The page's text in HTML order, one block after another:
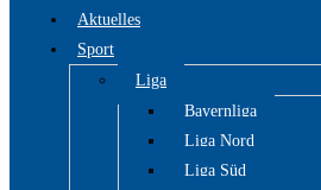
Aktuelles
Sport
Liga
Bayernliga
Liga Nord
Liga Süd